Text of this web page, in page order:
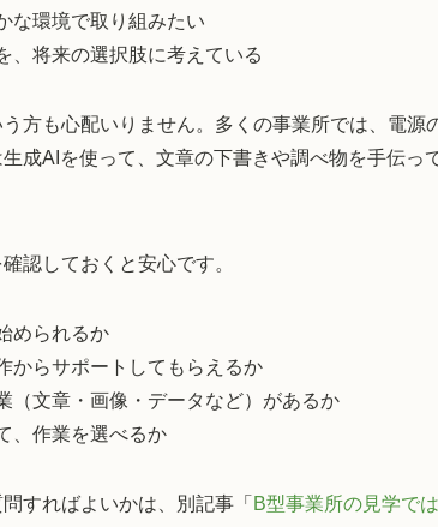
な環境で取り組みたい
、将来の選択肢に考えている
う方も心配いりません。多くの事業所では、電
成AIを使って、文章の下書きや調べ物を手伝っ
認しておくと安心です。
められるか
からサポートしてもらえるか
（文章・画像・データなど）があるか
、作業を選べるか
すればよいかは、別記事「 B型事業所の見学で